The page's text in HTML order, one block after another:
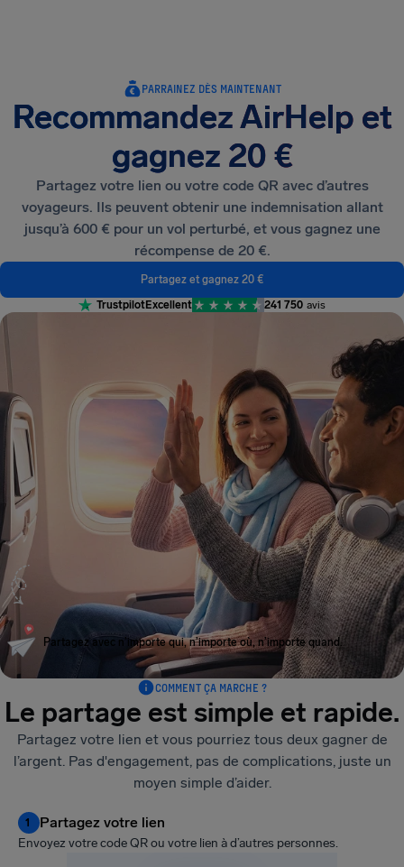
PARRAINEZ DÈS MAINTENANT
Recommandez AirHelp et
gagnez 20 €
Partagez votre lien ou votre code QR avec d’autres
voyageurs. Ils peuvent obtenir une indemnisation allant
jusqu’à 600 € pour un vol perturbé, et vous gagnez une
récompense de 20 €.
Partagez et gagnez 20 €
TrustpilotExcellent 241 750 avis
Partagez avec n’importe qui, n’importe où, n’importe quand.
COMMENT ÇA MARCHE ?
Le partage est simple et rapide.
Partagez votre lien et vous pourriez tous deux gagner de
l’argent. Pas d'engagement, pas de complications, juste un
moyen simple d’aider.
1 Partagez votre lien
Envoyez votre code QR ou votre lien à d’autres personnes.